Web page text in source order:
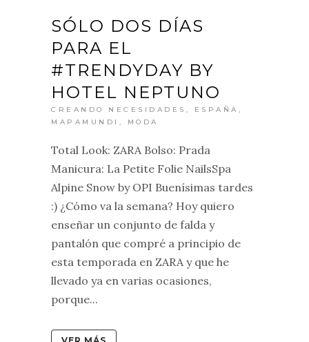
SÓLO DOS DÍAS
PARA EL
#TRENDYDAY BY
HOTEL NEPTUNO
CREANDO NECESIDADES , ESPAÑA ,
MAPAMUNDI , MODA
Total Look: ZARA Bolso: Prada
Manicura: La Petite Folie NailsSpa
Alpine Snow by OPI Buenísimas tardes
:) ¿Cómo va la semana? Hoy quiero
enseñar un conjunto de falda y
pantalón que compré a principio de
esta temporada en ZARA y que he
llevado ya en varias ocasiones,
porque...